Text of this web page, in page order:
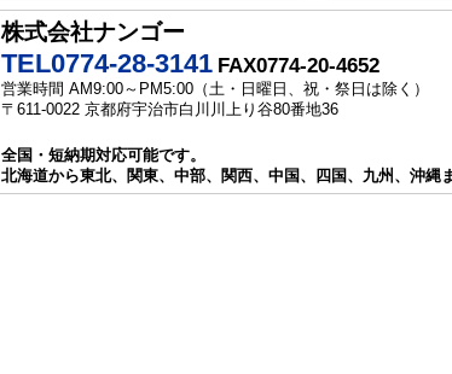
株式会社ナンゴー
TEL0774-28-3141 FAX0774-20-4652
営業時間 AM9:00～PM5:00（土・日曜日、祝・祭日は除く）
〒611-0022 京都府宇治市白川川上り谷80番地36
全国・短納期対応可能です。
北海道から東北、関東、中部、関西、中国、四国、九州、沖縄